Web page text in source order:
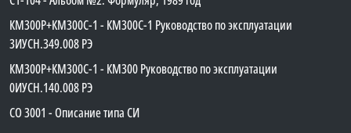
КМ300Р+КМ300С-1 - КМ300C-1 Руководство по эксплуатации
3ИУСН.349.008 РЭ
КМ300Р+КМ300С-1 - КМ300 Руководство по эксплуатации
0ИУСН.140.008 РЭ
СО 3001 - Описание типа СИ